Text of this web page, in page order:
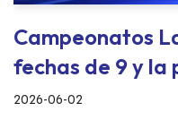
Campeonatos
fechas de 9 y la
2026-06-02